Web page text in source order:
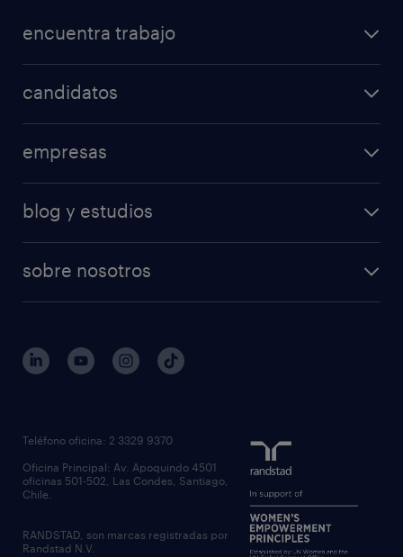
encuentra trabajo
candidatos
empresas
blog y estudios
sobre nosotros
Teléfono oficina: 2 3329 9370
Oficina Principal: Av. Apoquindo 4501
oficinas 501-502, Las Condes, Santiago,
Chile.
RANDSTAD, son marcas registradas por
Randstad N.V.